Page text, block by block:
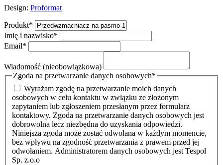
Design: Proformat
Produkt*
Imię i nazwisko*
Email*
Wiadomość (nieobowiązkowa)
Zgoda na przetwarzanie danych osobowych*
Wyrażam zgodę na przetwarzanie moich danych
osobowych w celu kontaktu w związku ze złożonym
zapytaniem lub zgłoszeniem przesłanym przez formularz
kontaktowy. Zgoda na przetwarzanie danych osobowych jest
dobrowolna lecz niezbędna do uzyskania odpowiedzi.
Niniejsza zgoda może zostać odwołana w każdym momencie,
bez wpływu na zgodność przetwarzania z prawem przed jej
odwołaniem. Administratorem danych osobowych jest Tespol
Sp. z.o.o